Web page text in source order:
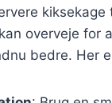
overveje for
bedre. Her